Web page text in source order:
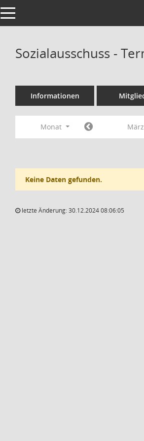
Toggle navigation
Sozialausschuss -
Informationen
Monat März
Keine Daten gefunden.
letzte Änderung: 30.12.2024 08:06:05